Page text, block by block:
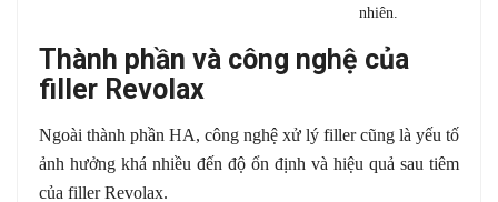
nhiên.
Thành phần và công nghệ của
filler Revolax
Ngoài thành phần HA, công nghệ xử lý filler cũng là yếu tố
ảnh hưởng khá nhiều đến độ ổn định và hiệu quả sau tiêm
của filler Revolax.